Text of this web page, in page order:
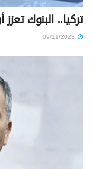
تركيا.. البنوك